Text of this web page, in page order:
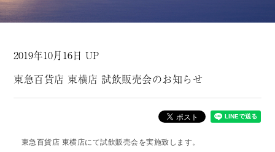
2019年10月16日 UP
東急百貨店 東横店 試飲販売会のお知らせ
東急百貨店 東横店にて試飲販売会を実施致します。